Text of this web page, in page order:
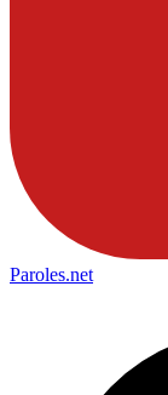
Paroles.net